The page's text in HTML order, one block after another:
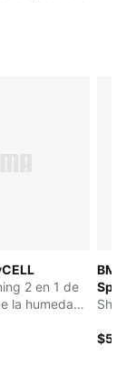
2 en 1 de
la humedad